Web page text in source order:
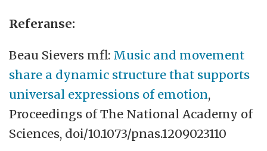
Referanse:
Beau Sievers mfl: Music and movement
share a dynamic structure that supports
universal expressions of emotion,
Proceedings of The National Academy of
Sciences, doi/10.1073/pnas.1209023110